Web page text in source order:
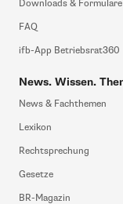
Downloads & Formulare
FAQ
ifb-App Betriebsrat360
News. Wissen.
News & Fachthemen
Lexikon
Rechtsprechung
Gesetze
BR-Magazin